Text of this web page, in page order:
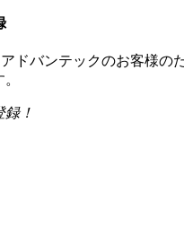
アドバンテックのお客様
録！